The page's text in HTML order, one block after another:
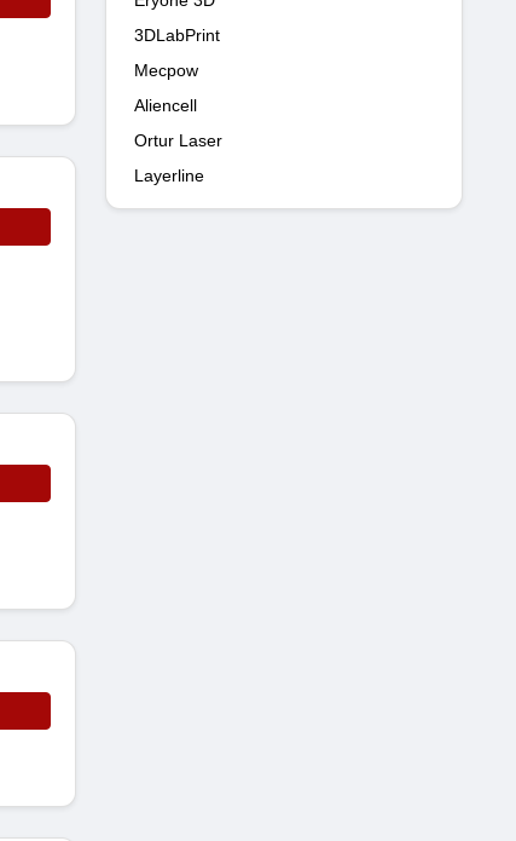
3DLabPrint
Mecpow
Aliencell
Ortur Laser
Layerline